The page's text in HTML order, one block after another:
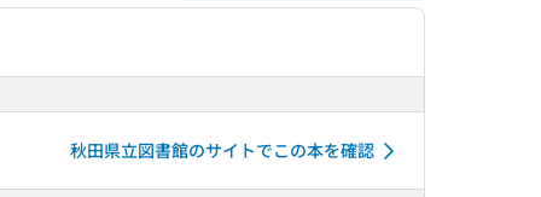
秋田県立図書館のサイトでこの本を確認